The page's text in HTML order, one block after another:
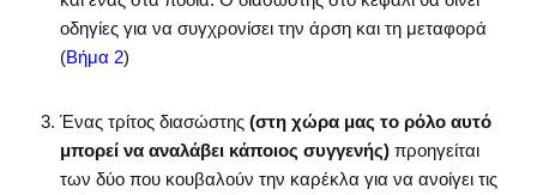
οδηγίες για να συγχρονίσει την άρση και τη μεταφορά
(Βήμα 2)
Ένας τρίτος διασώστης (στη χώρα μας το ρόλο αυτό
μπορεί να αναλάβει κάποιος συγγενής) προηγείται
των δύο που κουβαλούν την καρέκλα για να ανοίγει τις